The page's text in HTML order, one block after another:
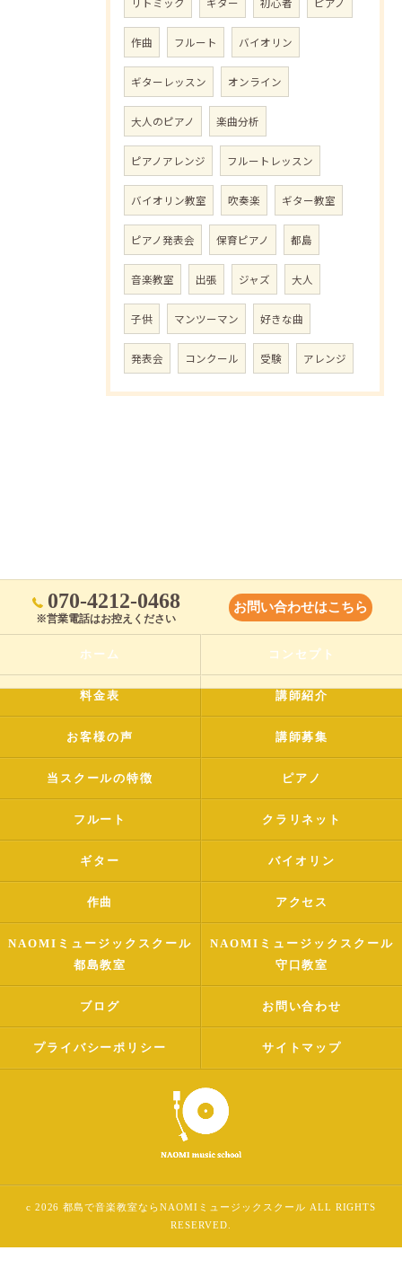
作曲 フルート バイオリン
ギターレッスン オンライン
大人のピアノ 楽曲分析
ピアノアレンジ フルートレッスン
バイオリン教室 吹奏楽 ギター教室
ピアノ発表会 保育ピアノ 都島
音楽教室 出張 ジャズ 大人
子供 マンツーマン 好きな曲
発表会 コンクール 受験 アレンジ
070-4212-0468
※営業電話はお控えください
お問い合わせはこちら
ホーム コンセプト
料金表 講師紹介
お客様の声 講師募集
当スクールの特徴 ピアノ
フルート クラリネット
ギター バイオリン
作曲 アクセス
NAOMIミュージックスクール
都島教室
NAOMIミュージックスクール
守口教室
ブログ お問い合わせ
プライバシーポリシー サイトマップ
c 2026 都島で音楽教室ならNAOMIミュージックスクール ALL RIGHTS
RESERVED.